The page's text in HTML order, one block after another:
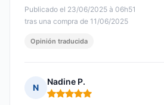
Publicado el 23/06/2025 à 06h51
tras una compra de 11/06/2025
Opinión traducida
N
Nadine P.
Nota: 5 de 5